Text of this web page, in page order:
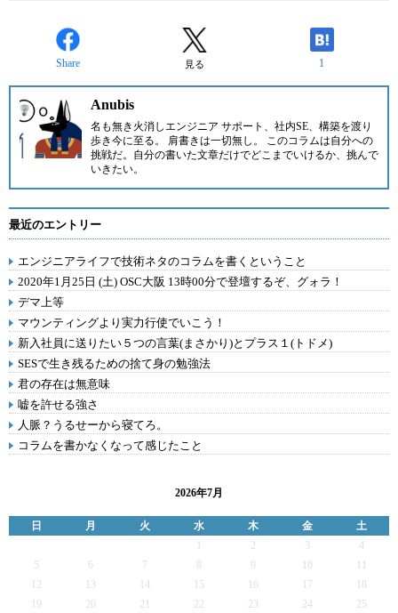
Share 見る 1
Anubis
名も無き火消しエンジニア サポート、社内SE、構築を渡り
歩き今に至る。 肩書きは一切無し。 このコラムは自分への
挑戦だ。自分の書いた文章だけでどこまでいけるか、挑んで
いきたい。
最近のエントリー
エンジニアライフで技術ネタのコラムを書くということ
2020年1月25日 (土) OSC大阪 13時00分で登壇するぞ、グォラ！
デマ上等
マウンティングより実力行使でいこう！
新入社員に送りたい５つの言葉(まさかり)とプラス１(トドメ)
SESで生き残るための捨て身の勉強法
君の存在は無意味
嘘を許せる強さ
人脈？うるせーから寝てろ。
コラムを書かなくなって感じたこと
2026年7月
日 月 火 水 木 金
土
2 3
4
5
6 7 9
12
13 14 15 16 17
19
20 21 22 23 24 25